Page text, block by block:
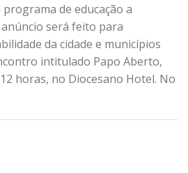
de educação a
anúncio será feito para
da cidade e municípios
intitulado Papo Aberto,
horas, no Diocesano Hotel. No